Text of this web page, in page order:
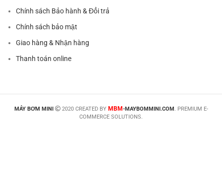
Chính sách Bảo hành & Đổi trả
Chính sách bảo mật
Giao hàng & Nhận hàng
Thanh toán online
MÁY BƠM MINI 2020 CREATED BY MBM-MAYBOMMINI.COM . PREMIUM E-
COMMERCE SOLUTIONS.